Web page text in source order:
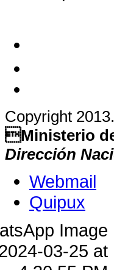
Copyright
Ministerio
Dirección
Webmail
Quipux